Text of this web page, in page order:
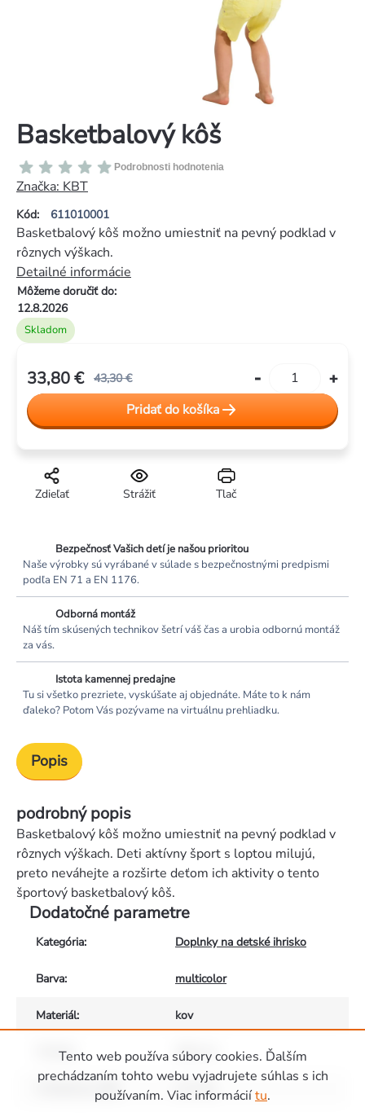
Tento web používa súbory cookies. Ďalším
prechádzaním tohto webu vyjadrujete súhlas s ich
používaním. Viac informáciítu.
Basketbalový kôš
Kód: 611010001
Priemerné
hodnotenie
produktu
je
0,0
z
5
hviezdičiek.
Podrobnosti hodnotenia
Značka: KBT
Skladom
Môžeme doručiť do:
12.8.2026
Basketbalový kôš možno umiestniť na pevný podklad v
rôznych výškach.
Detailné informácie
Tlač
Strážiť
Zdieľať
43,30 €
33,80 €
Jednotková
cena:
Pridať do košíka
Bezpečnosť Vašich detí je našou prioritou
Naše výrobky sú vyrábané v súlade s bezpečnostnými predpismi
podľa EN 71 a EN 1176.
Odborná montáž
Náš tím skúsených technikov šetrí váš čas a urobia odbornú montáž
za vás.
Istota kamennej predajne
Tu si všetko prezriete, vyskúšate aj objednáte. Máte to k nám
ďaleko? Potom Vás pozývame na virtuálnu prehliadku.
Popis
podrobný popis
Basketbalový kôš možno umiestniť na pevný podklad v
rôznych výškach. Deti aktívny šport s loptou milujú,
preto neváhejte a rozširte deťom ich aktivity o tento
športový basketbalový kôš.
Dodatočné parametre
Kategória: Doplnky na detské ihrisko
Barva: multicolor
Materiál: kov
Průměr: 450 mm
Vhodné pro děti: od 3 let